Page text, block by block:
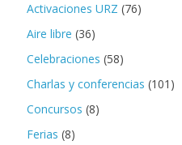
Activaciones URZ (76)
Aire libre (36)
Celebraciones (58)
Charlas y conferencias (101)
Concursos (8)
Ferias (8)